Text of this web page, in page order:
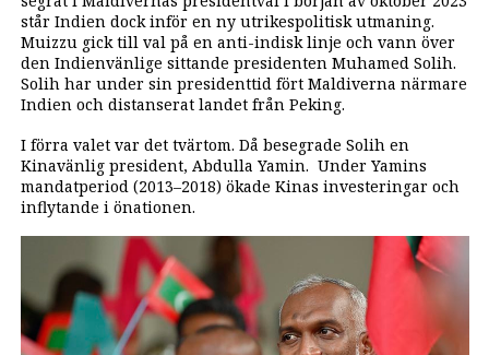
står Indien dock inför en ny utrikespolitisk utmaning.
Muizzu gick till val på en anti-indisk linje och vann över
den Indienvänlige sittande presidenten Muhamed Solih.
Solih har under sin presidenttid fört Maldiverna närmare
Indien och distanserat landet från Peking.
I förra valet var det tvärtom. Då besegrade Solih en
Kinavänlig president, Abdulla Yamin. Under Yamins
mandatperiod (2013–2018) ökade Kinas investeringar och
inflytande i önationen.